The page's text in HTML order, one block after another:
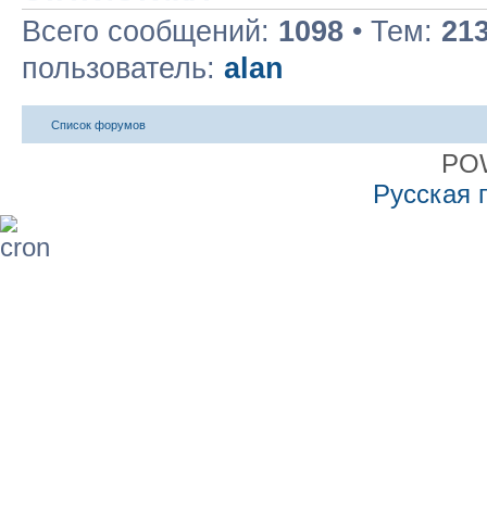
Всего сообщений: 1098 • Тем:
пользователь: alan
Список форумов
Русская